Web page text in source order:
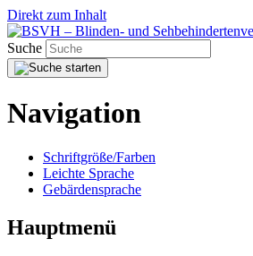
Direkt zum Inhalt
Suche
Navigation
Schriftgröße/Farben
Leichte Sprache
Gebärdensprache
Hauptmenü